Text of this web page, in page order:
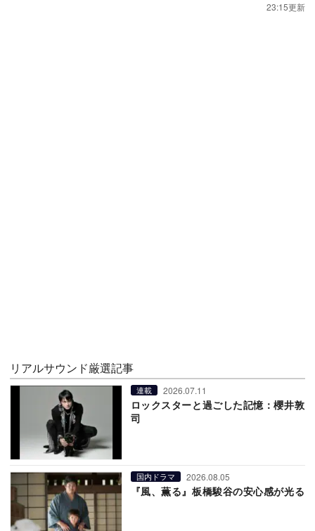
23:15更新
リアルサウンド厳選記事
連載 2026.07.11
ロックスターと過ごした記憶：櫻井敦
司
国内ドラマ 2026.08.05
『風、薫る』板橋駿谷の安心感が光る